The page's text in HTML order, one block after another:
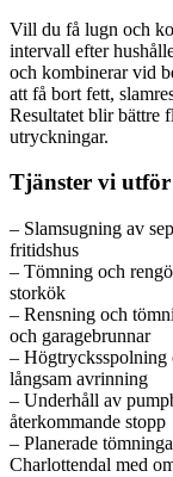
Vill du få lugn och
intervall efter
och kombinerar vid
att få bort fett,
Resultatet blir bättre
utryckningar.
Tjänster vi
– Slamsugning av
fritidshus
– Tömning och
storkök
– Rensning och
och garagebrunnar
– Högtrycksspolning
långsam avrinning
– Underhåll av
återkommande stopp
– Planerade
Charlottendal med